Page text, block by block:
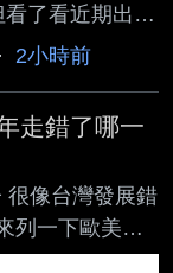
了看近期出的
而這些遊戲，
與其追求難以
方向發展 這
機遊戲的最佳
方向可能也是
BePTT on
2小時前
走錯了哪一
很像台灣發展錯
列一下歐美日
$3.71T Sony